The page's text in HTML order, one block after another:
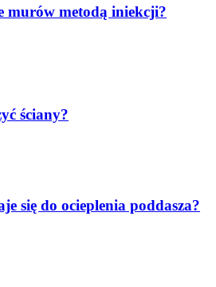
murów metodą iniekcji?
ściany?
się do ocieplenia poddasza?